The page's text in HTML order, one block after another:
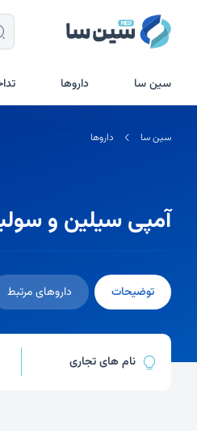
سین سا داروها
سین سا داروها
آمپی سیلین و
توضیحات داروهای مرتبط
نام های تجاری